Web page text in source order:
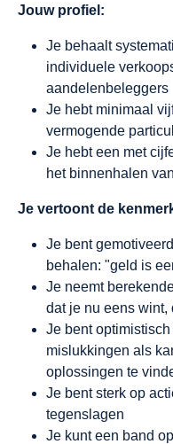
Jouw profiel:
Je behaalt
individuele
aandelenbeleggers
Je hebt minimaal
vermogende
Je hebt een met
het binnenhalen
Je vertoont de
Je bent
behalen: "geld is
Je neemt
dat je nu eens wint,
Je bent
mislukkingen als
oplossingen te
Je bent sterk op
tegenslagen
Je kunt een band